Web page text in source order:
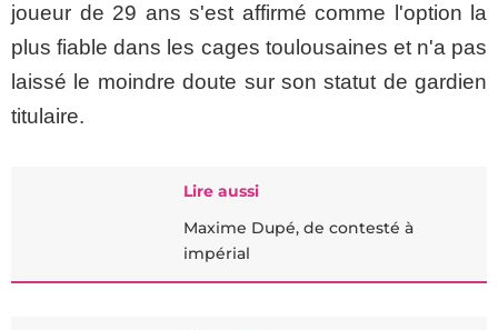
joueur de 29 ans s'est affirmé comme l'option la
plus fiable dans les cages toulousaines et n'a pas
laissé le moindre doute sur son statut de gardien
titulaire.
Lire aussi
Maxime Dupé, de contesté à
impérial